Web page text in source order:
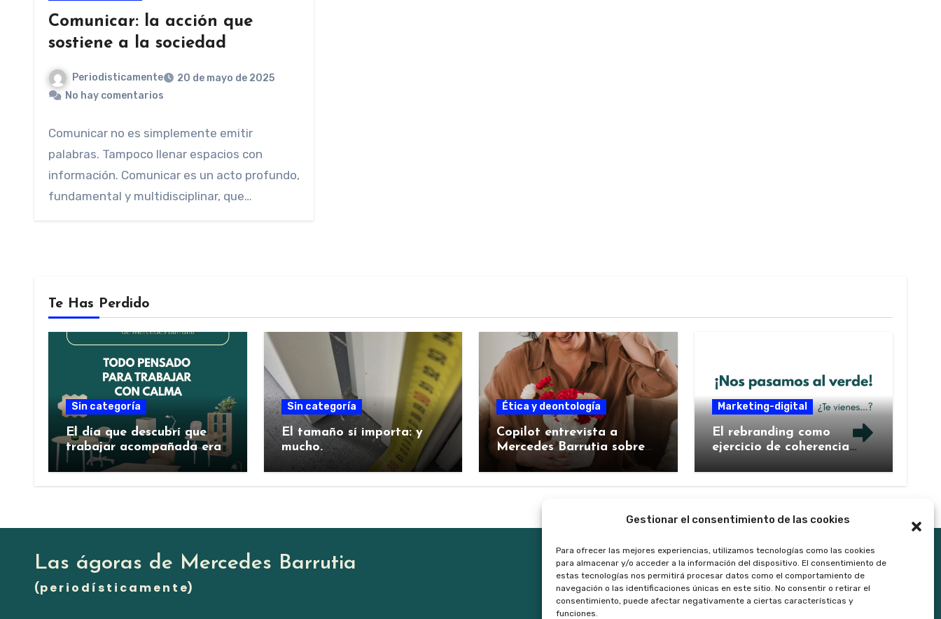
Gestionar el consentimiento de las cookies
Para ofrecer las mejores experiencias, utilizamos tecnologías como las cookies
para almacenar y/o acceder a la información del dispositivo. El consentimiento de
estas tecnologías nos permitirá procesar datos como el comportamiento de
navegación o las identificaciones únicas en este sitio. No consentir o retirar el
consentimiento, puede afectar negativamente a ciertas características y
funciones.
Comunicar: la acción que
sostiene a la sociedad
Periodisticamente
20 de mayo de 2025
No hay comentarios
Comunicar no es simplemente emitir
palabras. Tampoco llenar espacios con
información. Comunicar es un acto profundo,
fundamental y multidisciplinar, que
Te Has Perdido
Sin categoría
El día que descubrí que
trabajar acompañada era
mejor
Sin categoría
El tamaño sí importa: y
mucho.
Ética y deontología
Copilot entrevista a
Mercedes Barrutia sobre
su proyecto fundamental
Marketing-digital
El rebranding como
ejercicio de coherencia
Las ágoras de Mercedes Barrutia
(p e r i o d í s t i c a m e n t e)